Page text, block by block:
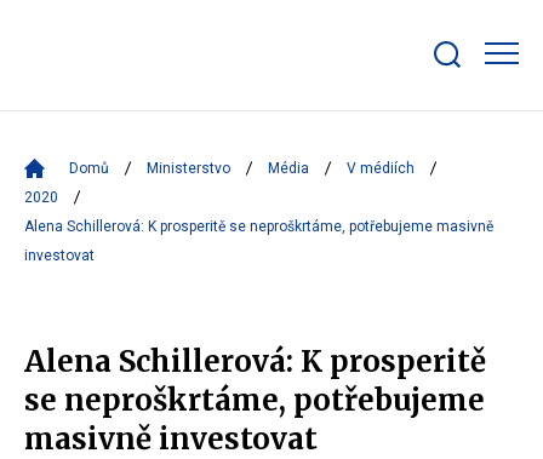
bar
Domů Ministerstvo Média
V médiích
2020
Alena Schillerová: K prosperitě se neproškrtáme, potřebujeme masivně
investovat
Alena Schillerová: K prosperitě
se neproškrtáme, potřebujeme
masivně investovat